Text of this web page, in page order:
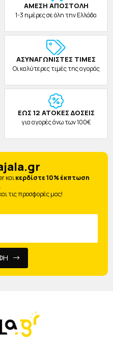
ΑΜΕΣΗ ΑΠΟΣΤΟΛΗ
1-3 ημέρες σε όλη την Ελλάδα
ΑΣΥΝΑΓΩΝΙΣΤΕΣ ΤΙΜΕΣ
Οι καλύτερες τιμές της αγοράς
ΕΩΣ 12 ΑΤΟΚΕΣ ΔΟΣΕΙΣ
για αγορές άνω των 100€
καικερδίστε 10% έκπτωση
τις προσφορές μας!